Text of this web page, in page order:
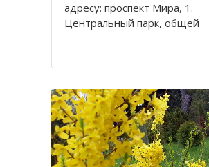
адресу: проспект Мира, 1.
Центральный парк, общей
прусского королевства парка
альтштадского кладбища